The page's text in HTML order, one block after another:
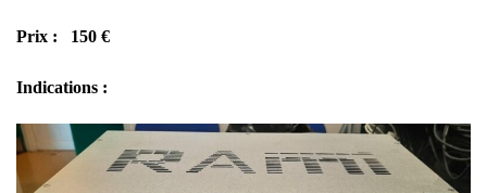
Prix : 150 €
Indications :